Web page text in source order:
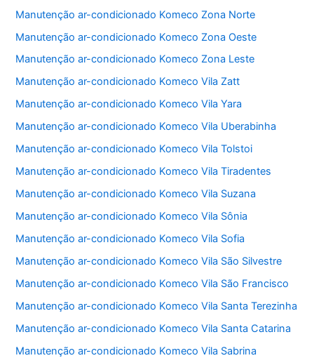
Manutenção ar-condicionado Komeco Zona Norte
Manutenção ar-condicionado Komeco Zona Oeste
Manutenção ar-condicionado Komeco Zona Leste
Manutenção ar-condicionado Komeco Vila Zatt
Manutenção ar-condicionado Komeco Vila Yara
Manutenção ar-condicionado Komeco Vila Uberabinha
Manutenção ar-condicionado Komeco Vila Tolstoi
Manutenção ar-condicionado Komeco Vila Tiradentes
Manutenção ar-condicionado Komeco Vila Suzana
Manutenção ar-condicionado Komeco Vila Sônia
Manutenção ar-condicionado Komeco Vila Sofia
Manutenção ar-condicionado Komeco Vila São Silvestre
Manutenção ar-condicionado Komeco Vila São Francisco
Manutenção ar-condicionado Komeco Vila Santa Terezinha
Manutenção ar-condicionado Komeco Vila Santa Catarina
Manutenção ar-condicionado Komeco Vila Sabrina